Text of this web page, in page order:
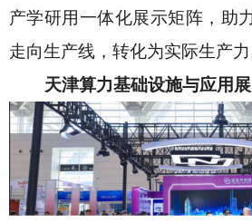
产学研用一体化展示矩阵，助
走向生产线，转化为实际生产力
天津算力基础设施与应用展